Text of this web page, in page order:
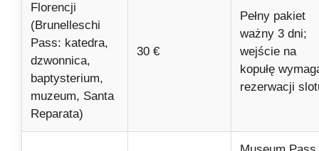
Florencji
(Brunelleschi
Pass: katedra,
dzwonnica,
baptysterium,
muzeum, Santa
Reparata)
30 €
Pełny pakiet
ważny 3 dni;
wejście na
kopułę
rezerwacji